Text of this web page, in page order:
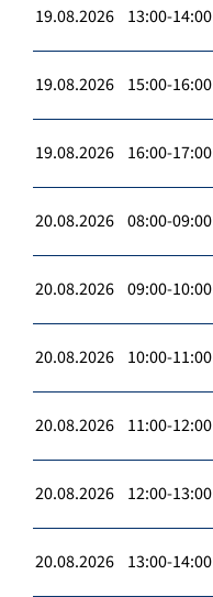
19.08.2026 13:00-14:00
19.08.2026 15:00-16:00
19.08.2026 16:00-17:00
20.08.2026 08:00-09:00
20.08.2026 09:00-10:00
20.08.2026 10:00-11:00
20.08.2026 11:00-12:00
20.08.2026 12:00-13:00
20.08.2026 13:00-14:00